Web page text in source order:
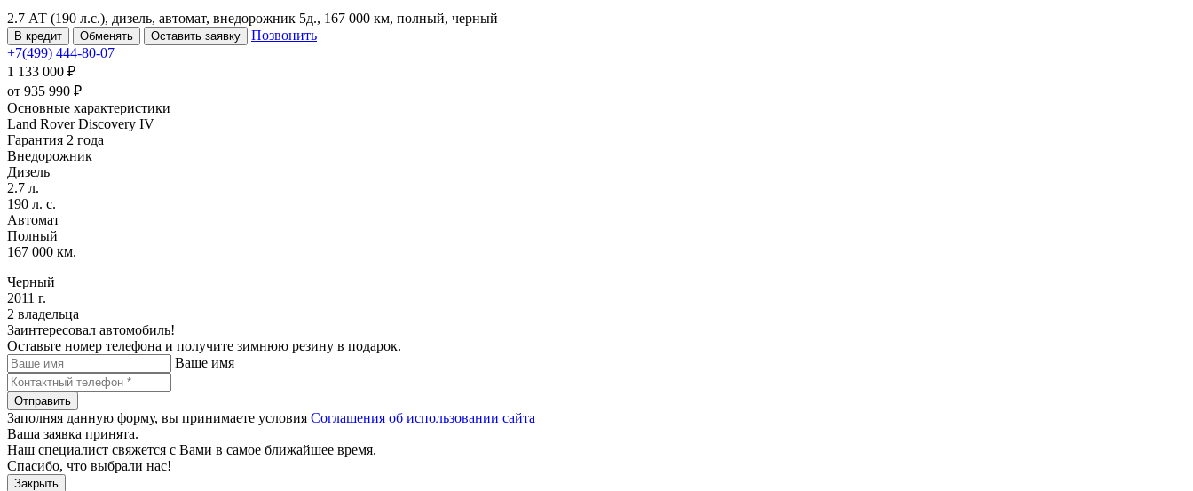
2.7 АТ (190 л.с.), дизель, автомат, внедорожник 5д., 167 000 км, полный, черный
В кредит Обменять Оставить заявку
Позвонить
+7(499) 444-80-07
1 133 000 ₽
от 935 990 ₽
Основные характеристики
Land Rover Discovery IV
Гарантия 2 года
Внедорожник
Дизель
2.7 л.
190 л. с.
Автомат
Полный
167 000 км.
Черный
2011 г.
2 владельца
Заинтересовал автомобиль!
Оставьте номер телефона и получите зимнюю резину в подарок.
Ваше имя
Отправить
Заполняя данную форму, вы принимаете условия Соглашения об использовании сайта
Ваша заявка принята.
Наш специалист свяжется с Вами в самое ближайшее время.
Спасибо, что выбрали нас!
Закрыть